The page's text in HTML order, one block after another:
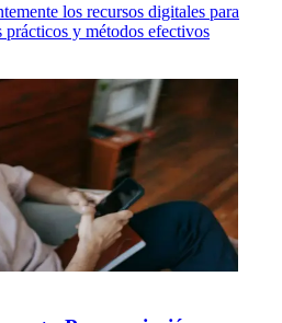
los recursos digitales para
y métodos efectivos